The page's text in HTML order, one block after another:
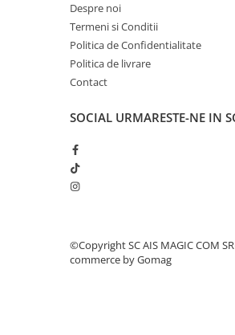
Aer Conditionat
Deodorante & Parfumuri
Deodorante & Parfumuri
Despre noi
Termeni si Conditii
Politica de Confidentialitate
Politica de livrare
Contact
SOCIAL URMARESTE-NE IN
©Copyright SC AIS MAGIC COM
commerce by Gomag